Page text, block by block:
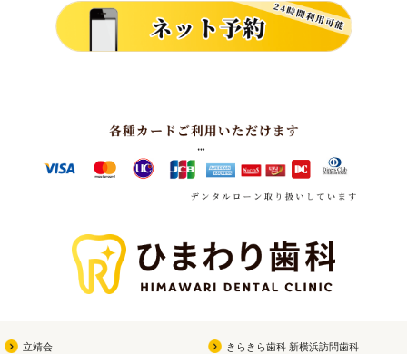
立靖会 きらきら歯科 新横浜訪問歯科